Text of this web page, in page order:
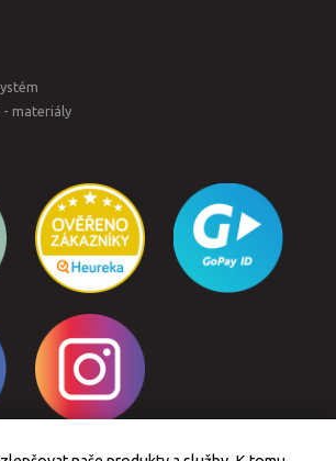
- materiály